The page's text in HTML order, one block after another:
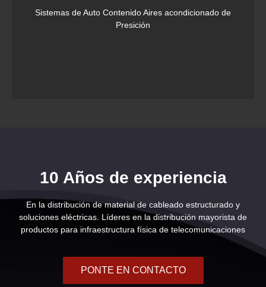
Sistemas de Auto Contenido Aires acondicionado de
Presición
10 Años de experiencia
En la distribución de material de cableado estructurado y
soluciones eléctricas. Líderes en la distribución mayorista de
productos para infraestructura física de telecomunicaciones
PONTE EN CONTACTO